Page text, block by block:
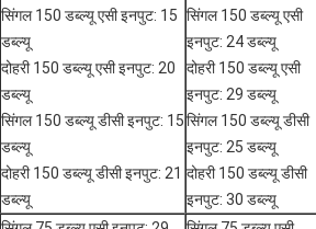
सिंगल 150 डब्ल्यू एसी इनपुट: 15
डब्ल्यू
दोहरी 150 डब्ल्यू एसी इनपुट: 20
डब्ल्यू
सिंगल 150 डब्ल्यू डीसी इनपुट: 15
डब्ल्यू
दोहरी 150 डब्ल्यू डीसी इनपुट: 21
डब्ल्यू
सिंगल 150 डब्ल्यू एसी
इनपुट: 24 डब्ल्यू
दोहरी 150 डब्ल्यू एसी
इनपुट: 29 डब्ल्यू
सिंगल 150 डब्ल्यू डीसी
इनपुट: 25 डब्ल्यू
दोहरी 150 डब्ल्यू डीसी
इनपुट: 30 डब्ल्यू